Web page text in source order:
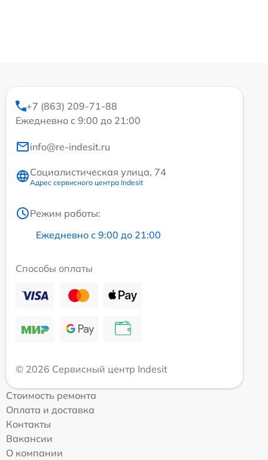
+7 (863) 209-71-88
Ежедневно с 9:00 до 21:00
info@re-indesit.ru
Социалистическая улица, 74
Адрес сервисного центра Indesit
Режим работы:
Ежедневно с 9:00 до 21:00
Способы оплаты
© 2026 Сервисный центр Indesit
Стоимость ремонта
Оплата и доставка
Контакты
Вакансии
О компании